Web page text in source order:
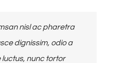
nisl ac pharetra
dignissim, odio a
luctus, nunc tortor